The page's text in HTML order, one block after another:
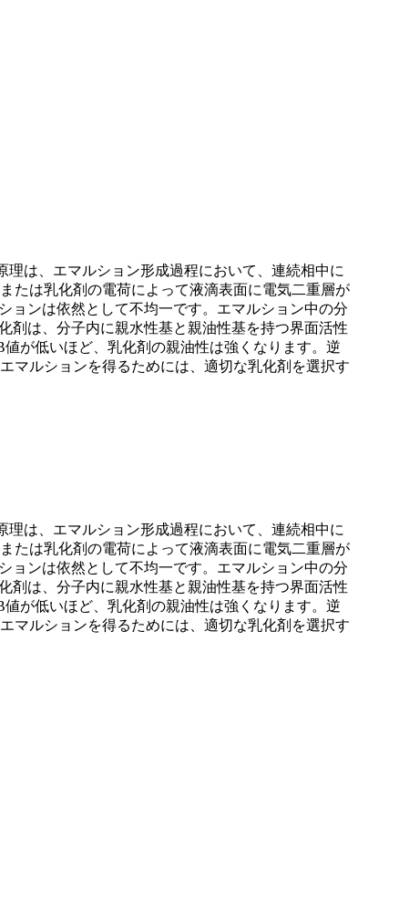
は、エマルション形成過程において、連続相中に
たは乳化剤の電荷によって液滴表面に電気二重層が
ョンは依然として不均一です。エマルション中の分
剤は、分子内に親水性基と親油性基を持つ界面活性
が低いほど、乳化剤の親油性は強くなります。逆
マルションを得るためには、適切な乳化剤を選択す
は、エマルション形成過程において、連続相中に
たは乳化剤の電荷によって液滴表面に電気二重層が
ョンは依然として不均一です。エマルション中の分
剤は、分子内に親水性基と親油性基を持つ界面活性
が低いほど、乳化剤の親油性は強くなります。逆
マルションを得るためには、適切な乳化剤を選択す